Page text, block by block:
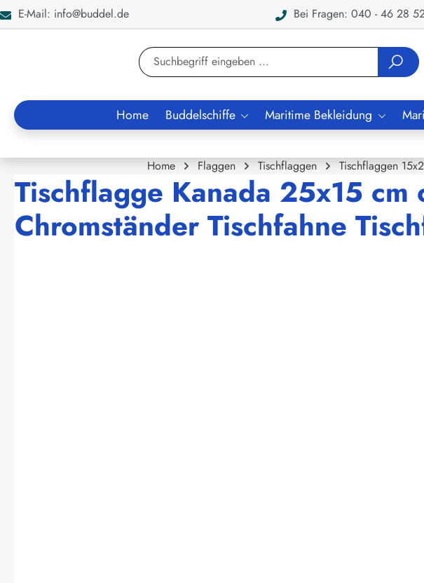
Zur Suche springen
E-Mail: info@buddel.de Bei Fragen: 040 - 46 28
Home Buddelschiffe Maritime Bekleidung
Home Flaggen Tischflaggen Tischflaggen
Tischflagge Kanada 25x15
Chromständer Tischfahne